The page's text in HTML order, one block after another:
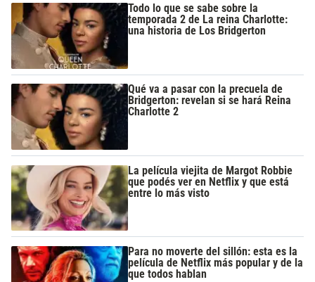
Todo lo que se sabe sobre la
temporada 2 de La reina Charlotte:
una historia de Los Bridgerton
Qué va a pasar con la precuela de
Bridgerton: revelan si se hará Reina
Charlotte 2
La película viejita de Margot Robbie
que podés ver en Netflix y que está
entre lo más visto
Para no moverte del sillón: esta es la
película de Netflix más popular y de la
que todos hablan